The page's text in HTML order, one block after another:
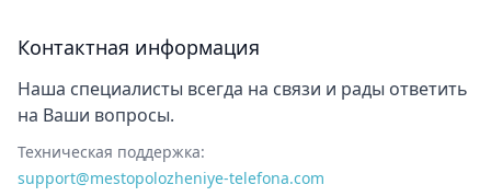
Контактная информация
Наша специалисты всегда на связи и рады ответить
на Ваши вопросы.
Техническая поддержка:
support@‌mestopolozheniye-telefona.com